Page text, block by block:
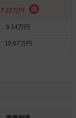
7.22万円
9.14万円
10.67万円